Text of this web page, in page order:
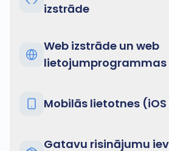
izstrāde
Web izstrāde un web
lietojumprogrammas
Mobilās lietotnes
Gatavu risinājumu